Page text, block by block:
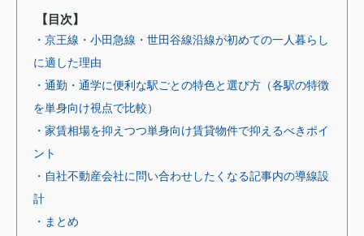
【目次】
・京王線・小田急線・世田谷線沿線が初めての一人暮らし
に適した理由
・通勤・通学に便利な駅ごとの特色と選び方（各駅の特徴
を単身向け視点で比較）
・家賃相場を抑えつつ単身向け賃貸物件で抑えるべきポイ
ント
・自社不動産会社に問い合わせしたくなる記事内の導線設
計
・まとめ